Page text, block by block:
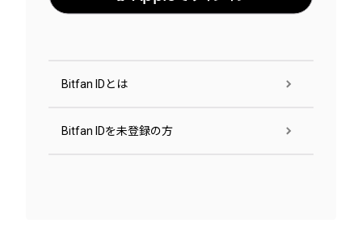
Bitfan IDとは
Bitfan IDを未登録の方